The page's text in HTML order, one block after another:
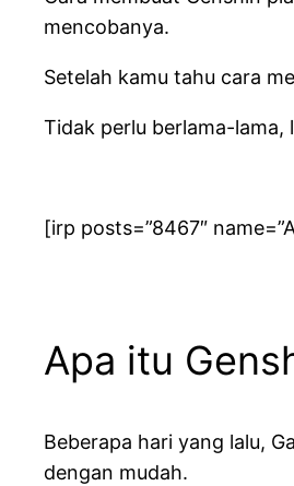
mencobanya.
Setelah kamu tahu cara
Tidak perlu berlama-
[irp posts=”8467″
Apa itu
Beberapa hari yang lalu,
dengan mudah.